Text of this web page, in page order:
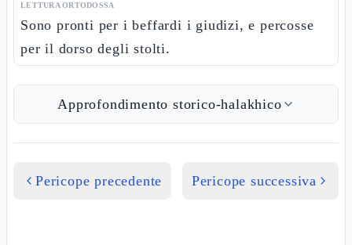
LETTURA ORTODOSSA
Sono pronti per i beffardi i giudizi, e percosse
per il dorso degli stolti.
Approfondimento storico-halakhico
Pericope precedente Pericope successiva